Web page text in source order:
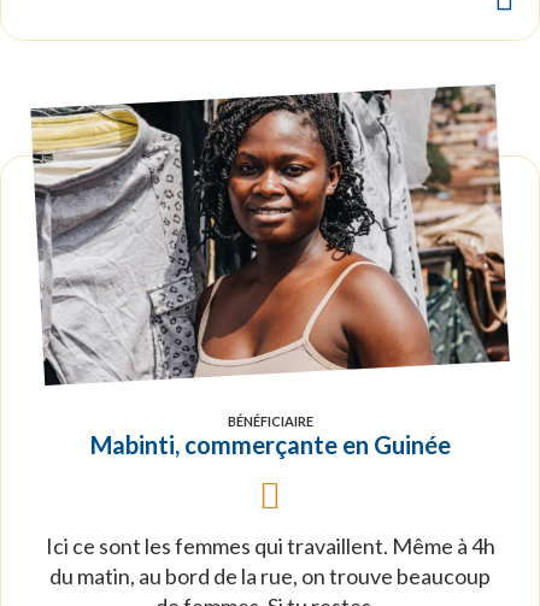
BÉNÉFICIAIRE
Mabinti, commerçante en Guinée
Ici ce sont les femmes qui travaillent. Même à 4h
du matin, au bord de la rue, on trouve beaucoup